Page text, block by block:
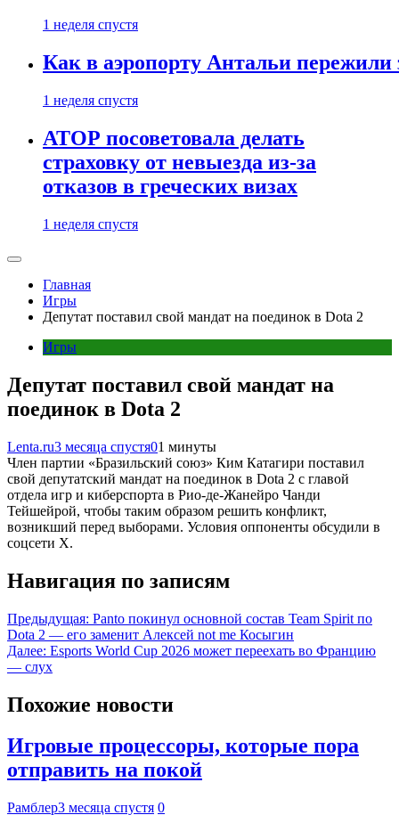
1 неделя спустя
Как в аэропорту Антальи
1 неделя спустя
АТОР посоветовала делать
страховку от невыезда из-за
отказов в греческих визах
1 неделя спустя
Главная
Игры
Депутат поставил свой мандат на поединок в Dota 2
Игры
Депутат поставил свой мандат на
поединок в Dota 2
Lenta.ru3 месяца спустя01 минуты
Член партии «Бразильский союз» Ким Катагири поставил
свой депутатский мандат на поединок в Dota 2 с главой
отдела игр и киберспорта в Рио-де-Жанейро Чанди
Тейшейрой, чтобы таким образом решить конфликт,
возникший перед выборами. Условия оппоненты обсудили в
соцсети X.
Навигация по записям
Предыдущая: Panto покинул основной состав Team Spirit по
Dota 2 — его заменит Алексей not me Косыгин
Далее: Esports World Cup 2026 может переехать во Францию
— слух
Похожие новости
Игровые процессоры, которые пора
отправить на покой
Рамблер3 месяца спустя 0